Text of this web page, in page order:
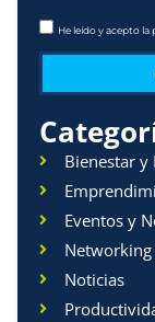
He leído y acepto la
Bienestar y
Eventos y
Noticias